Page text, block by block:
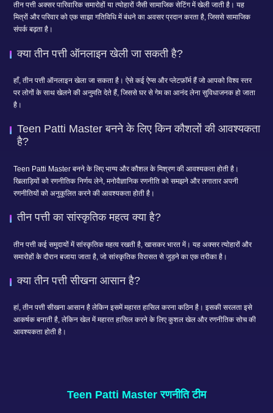
तीन पत्ती अक्सर पारिवारिक समारोहों या त्योहारों जैसी सामाजिक सेटिंग में खेली जाती है। यह
मित्रों और परिवार को एक साझा गतिविधि में बंधने का अवसर प्रदान करता है, जिससे सामाजिक
संपर्क बढ़ता है।
क्या तीन पत्ती ऑनलाइन खेली जा सकती है?
हाँ, तीन पत्ती ऑनलाइन खेला जा सकता है। ऐसे कई ऐप्स और प्लेटफ़ॉर्म हैं जो आपको विश्व स्तर
पर लोगों के साथ खेलने की अनुमति देते हैं, जिससे घर से गेम का आनंद लेना सुविधाजनक हो जाता
है।
Teen Patti Master बनने के लिए किन कौशलों की आवश्यकता
है?
Teen Patti Master बनने के लिए भाग्य और कौशल के मिश्रण की आवश्यकता होती है।
खिलाड़ियों को रणनीतिक निर्णय लेने, मनोवैज्ञानिक रणनीति को समझने और लगातार अपनी
रणनीतियों को अनुकूलित करने की आवश्यकता होती है।
तीन पत्ती का सांस्कृतिक महत्व क्या है?
तीन पत्ती कई समुदायों में सांस्कृतिक महत्व रखती है, खासकर भारत में। यह अक्सर त्योहारों और
समारोहों के दौरान बजाया जाता है, जो सांस्कृतिक विरासत से जुड़ने का एक तरीका है।
क्या तीन पत्ती सीखना आसान है?
हां, तीन पत्ती सीखना आसान है लेकिन इसमें महारत हासिल करना कठिन है। इसकी सरलता इसे
आकर्षक बनाती है, लेकिन खेल में महारत हासिल करने के लिए कुशल खेल और रणनीतिक सोच की
आवश्यकता होती है।
Teen Patti Master रणनीति टीम